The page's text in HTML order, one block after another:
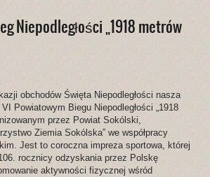
Niepodległości „1918 metrów
obchodów Święta Niepodległości nasza
VI Powiatowym Biegu Niepodległości „1918
przez Powiat Sokólski,
Ziemia Sokólska” we współpracy
Jest to coroczna impreza sportowa, której
rocznicy odzyskania przez Polskę
aktywności fizycznej wśród